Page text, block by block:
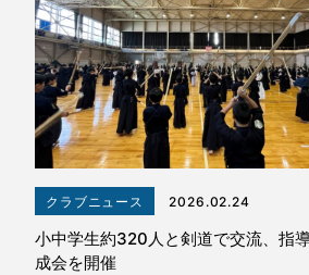
クラブニュース 2026.02.24
小中学生約320人と剣道で交流、指
成会を開催